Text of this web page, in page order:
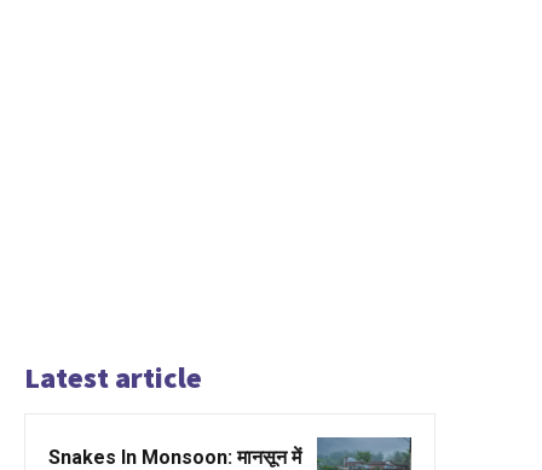
Latest article
Snakes In Monsoon: मानसून में